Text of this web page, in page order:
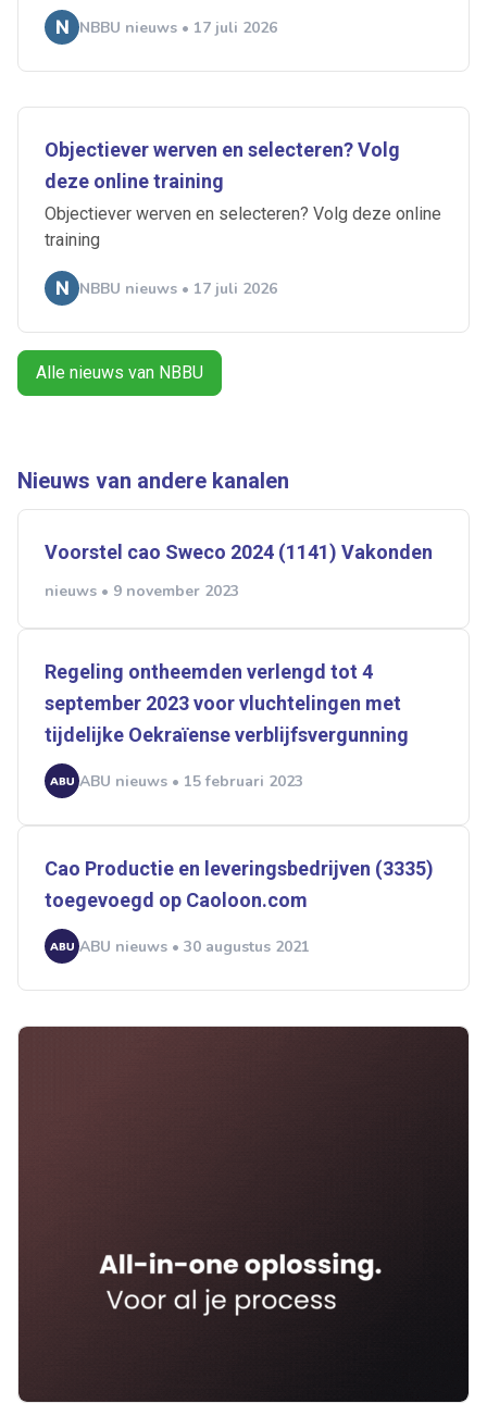
NBBU nieuws • 17 juli 2026
Objectiever werven en selecteren? Volg
deze online training
Objectiever werven en selecteren? Volg deze online
training
NBBU nieuws • 17 juli 2026
Alle nieuws van NBBU
Nieuws van andere kanalen
Voorstel cao Sweco 2024 (1141) Vakonden
nieuws • 9 november 2023
Regeling ontheemden verlengd tot 4
september 2023 voor vluchtelingen met
tijdelijke Oekraïense verblijfsvergunning
ABU nieuws • 15 februari 2023
Cao Productie en leveringsbedrijven (3335)
toegevoegd op Caoloon.com
ABU nieuws • 30 augustus 2021
Ontvang vacatures direct in
je mailbox
Artikelen zoeken
Alles Ingezonden ABU
Bureau Cicero
Doorzaam
Flexmarkt Flexnieuws
NBBU
Normering Arbeid
ZiPconomy